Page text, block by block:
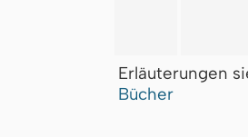
Erläuterungen
Bücher